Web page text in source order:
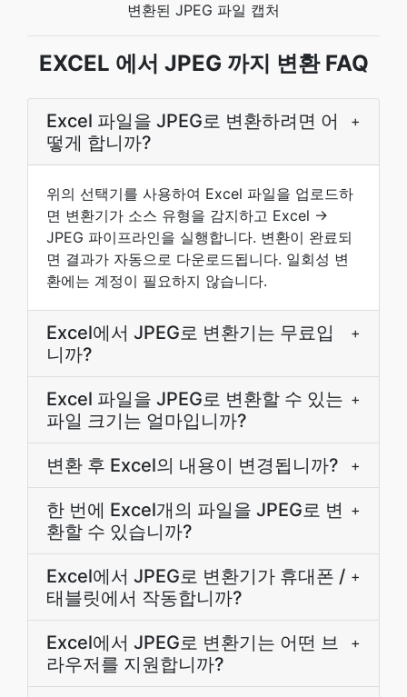
변환된 JPEG 파일 캡처
EXCEL 에서 JPEG 까지 변환 FAQ
Excel 파일을 JPEG로 변환하려면 어
떻게 합니까?
+
위의 선택기를 사용하여 Excel 파일을 업로드하
면 변환기가 소스 유형을 감지하고 Excel →
JPEG 파이프라인을 실행합니다. 변환이 완료되
면 결과가 자동으로 다운로드됩니다. 일회성 변
환에는 계정이 필요하지 않습니다.
Excel에서 JPEG로 변환기는 무료입
니까?
+
Excel 파일을 JPEG로 변환할 수 있는
파일 크기는 얼마입니까?
+
변환 후 Excel의 내용이 변경됩니까? +
한 번에 Excel개의 파일을 JPEG로 변
환할 수 있습니까?
+
Excel에서 JPEG로 변환기가 휴대폰 /
태블릿에서 작동합니까?
+
Excel에서 JPEG로 변환기는 어떤 브
라우저를 지원합니까?
+